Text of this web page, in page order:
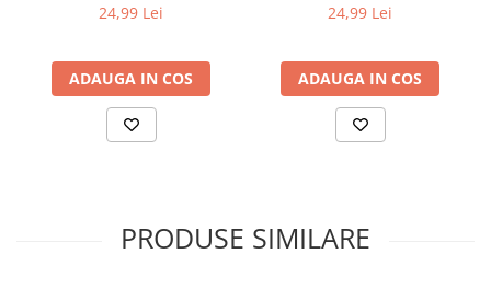
24,99 Lei
ADAUGA IN COS
24,99 Lei
ADAUGA IN COS
PRODUSE SIMILARE